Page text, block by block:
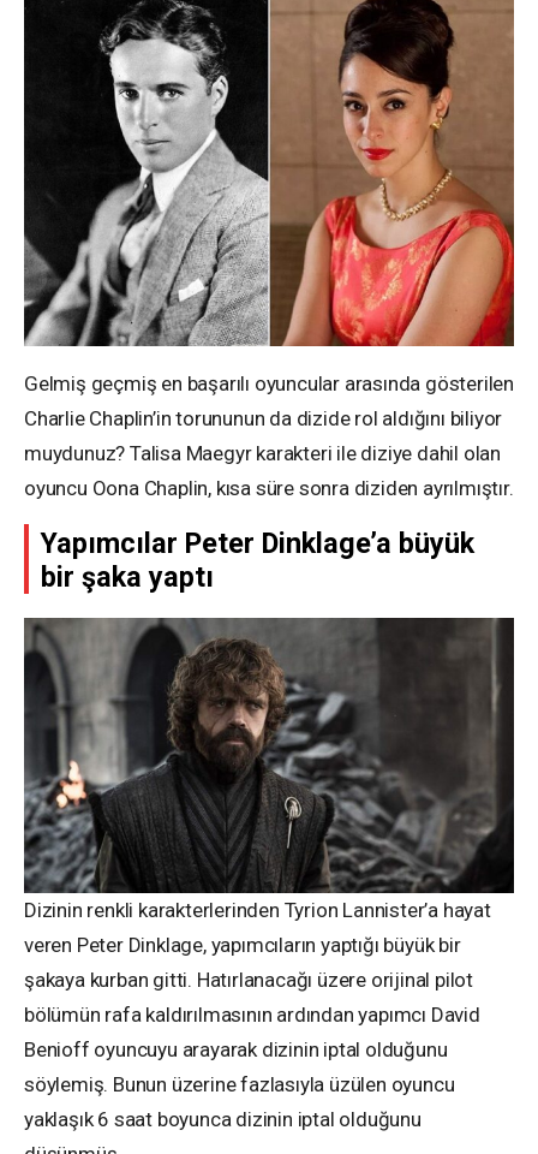
Gelmiş geçmiş en başarılı oyuncular arasında gösterilen
Charlie Chaplin’in torununun da dizide rol aldığını biliyor
muydunuz? Talisa Maegyr karakteri ile diziye dahil olan
oyuncu Oona Chaplin, kısa süre sonra diziden ayrılmıştır.
Yapımcılar Peter Dinklage’a büyük
bir şaka yaptı
Dizinin renkli karakterlerinden Tyrion Lannister’a hayat
veren Peter Dinklage, yapımcıların yaptığı büyük bir
şakaya kurban gitti. Hatırlanacağı üzere orijinal pilot
bölümün rafa kaldırılmasının ardından yapımcı David
Benioff oyuncuyu arayarak dizinin iptal olduğunu
söylemiş. Bunun üzerine fazlasıyla üzülen oyuncu
yaklaşık 6 saat boyunca dizinin iptal olduğunu